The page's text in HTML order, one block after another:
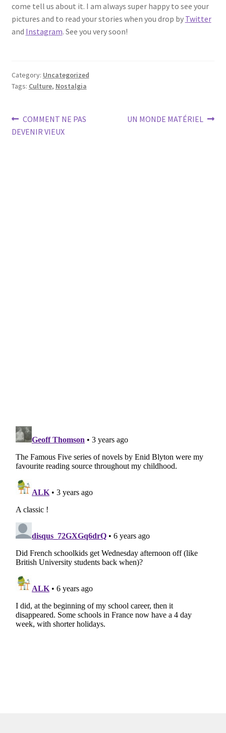
come tell us about it. I am always super happy to see your
pictures and to read your stories when you drop by Twitter
and Instagram. See you very soon!
Category: Uncategorized
Tags: Culture, Nostalgia
Post
navigation
Previous
post:
COMMENT NE PAS
DEVENIR VIEUX
Next
UN MONDE MATÉRIEL